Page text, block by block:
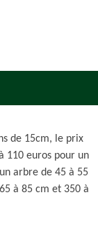
de 15cm, le prix
110 euros pour un
arbre de 45 à 55
à 85 cm et 350 à